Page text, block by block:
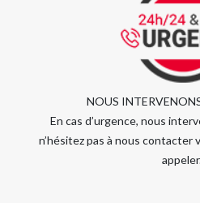
NOUS
En cas d’urgence, nous
n’hésitez pas à nous contacter